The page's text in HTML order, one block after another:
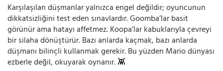
Karşılaşılan düşmanlar yalnızca engel değildir; oyuncunun
dikkatsizliğini test eden sınavlardır. Goomba’lar basit
görünür ama hatayı affetmez. Koopa’lar kabuklarıyla çevreyi
bir silaha dönüştürür. Bazı anlarda kaçmak, bazı anlarda
düşmanı bilinçli kullanmak gerekir. Bu yüzden Mario dünyası
ezberle değil, okuyarak oynanır. 👾